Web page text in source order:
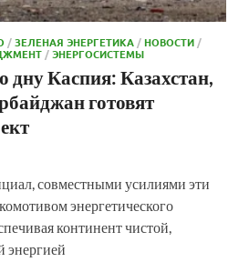
/ЗЕЛЕНАЯ ЭНЕРГЕТИКА /НОВОСТИ /
/ЭНЕРГОСИСТЕМЫ
дну Каспия: Казахстан,
готовят
совместными усилиями эти
энергетического
континент чистой,
энергией